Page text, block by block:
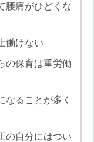
腰痛がひどくな
働けない
の保育は重労働
なることが多く
の自分にはつい